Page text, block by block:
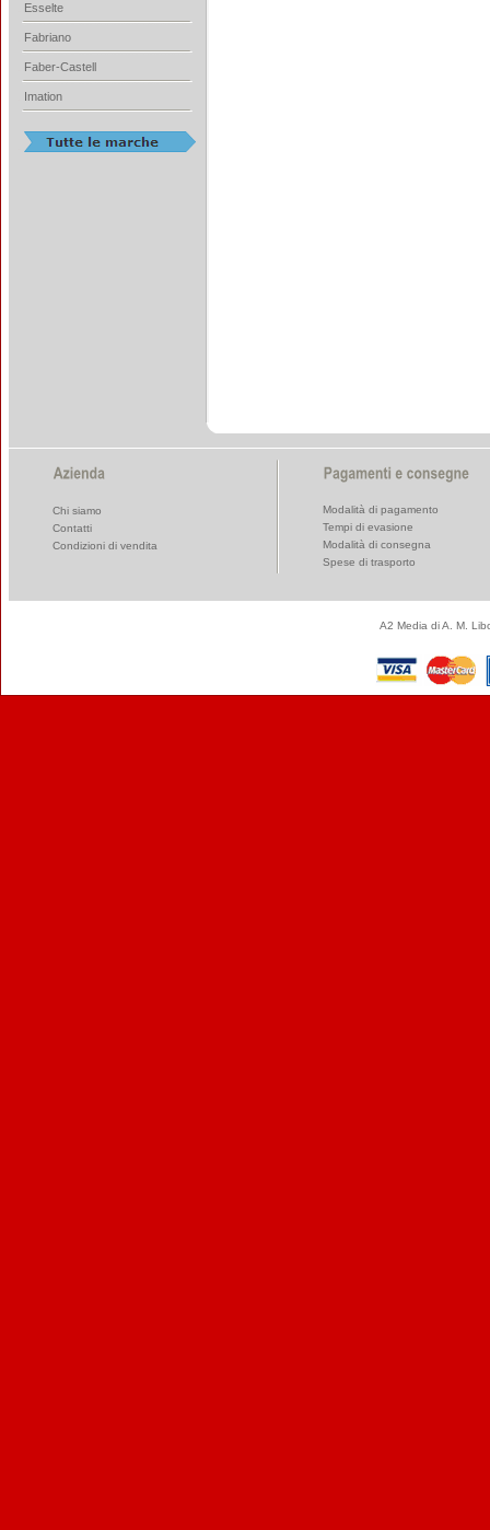
Esselte
Fabriano
Faber-Castell
Imation
Chi siamo
Contatti
Condizioni di vendita
Modalità di pagamento
Tempi di evasione
Modalità di consegna
Spese di trasporto
A2 Media di A. M.